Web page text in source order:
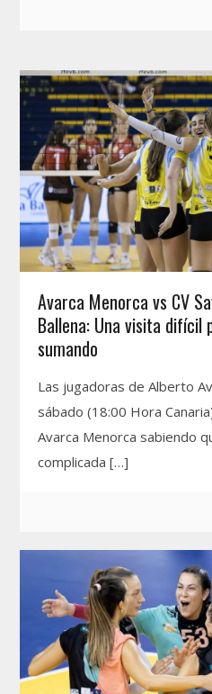
Avarca Menorca vs CV
Ballena: Una visita
sumando
Las jugadoras de Alberto
sábado (18:00 Hora
Avarca Menorca sabiendo
complicada […]